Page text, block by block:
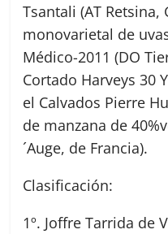
Tsantali (AT Retsina,
monovarietal de
Médico-2011 (DO
Cortado Harveys 30
el Calvados Pierre
de manzana de
´Auge, de Francia).
Clasificación:
1º. Joffre Tarrida de